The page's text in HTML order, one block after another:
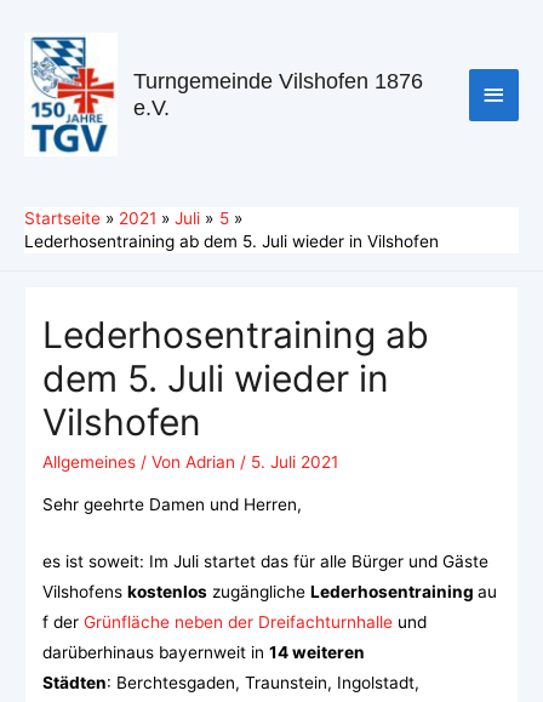
Turngemeinde Vilshofen 1876
e.V.
Startseite 2021 Juli
5
Lederhosentraining ab dem 5. Juli wieder in Vilshofen
Lederhosentraining ab
dem 5. Juli wieder in
Vilshofen
Allgemeines/ Von Adrian / 5. Juli 2021
Sehr geehrte Damen und Herren,
es ist soweit: Im Juli startet das für alle Bürger und Gäste
Vilshofens kostenloszugängliche Lederhosentraining au
f der Grünfläche neben der Dreifachturnhalleund
darüberhinaus bayernweit in 14 weiteren
Städten: Berchtesgaden, Traunstein, Ingolstadt,